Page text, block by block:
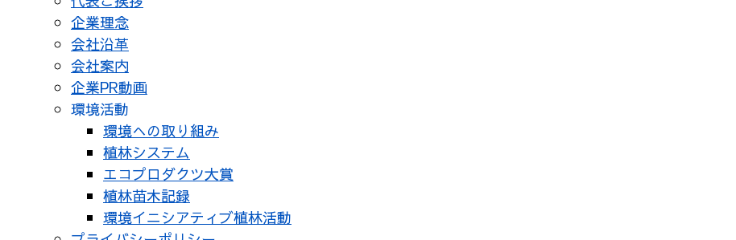
企業理念
会社沿革
会社案内
企業PR動画
環境活動
環境への取り組み
植林システム
エコプロダクツ大賞
植林苗木記録
環境イニシアティブ植林活動